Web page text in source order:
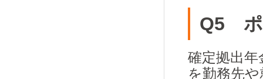
Q5 ポ
確定拠出
を勤務先